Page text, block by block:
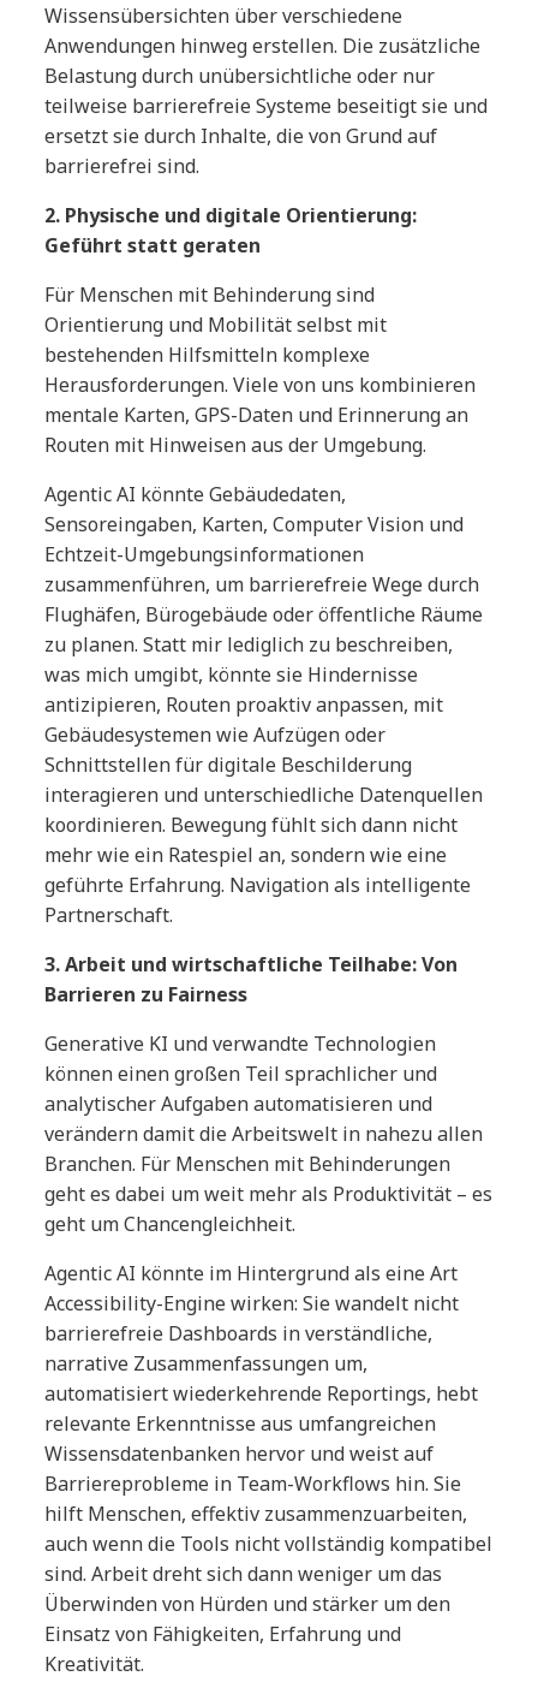
Wissensübersichten über verschiedene
Anwendungen hinweg erstellen. Die zusätzliche
Belastung durch unübersichtliche oder nur
teilweise barrierefreie Systeme beseitigt sie und
ersetzt sie durch Inhalte, die von Grund auf
barrierefrei sind.
2. Physische und digitale Orientierung:
Geführt statt geraten
Für Menschen mit Behinderung sind
Orientierung und Mobilität selbst mit
bestehenden Hilfsmitteln komplexe
Herausforderungen. Viele von uns kombinieren
mentale Karten, GPS-Daten und Erinnerung an
Routen mit Hinweisen aus der Umgebung.
Agentic AI könnte Gebäudedaten,
Sensoreingaben, Karten, Computer Vision und
Echtzeit-Umgebungsinformationen
zusammenführen, um barrierefreie Wege durch
Flughäfen, Bürogebäude oder öffentliche Räume
zu planen. Statt mir lediglich zu beschreiben,
was mich umgibt, könnte sie Hindernisse
antizipieren, Routen proaktiv anpassen, mit
Gebäudesystemen wie Aufzügen oder
Schnittstellen für digitale Beschilderung
interagieren und unterschiedliche Datenquellen
koordinieren. Bewegung fühlt sich dann nicht
mehr wie ein Ratespiel an, sondern wie eine
geführte Erfahrung. Navigation als intelligente
Partnerschaft.
3. Arbeit und wirtschaftliche Teilhabe: Von
Barrieren zu Fairness
Generative KI und verwandte Technologien
können einen großen Teil sprachlicher und
analytischer Aufgaben automatisieren und
verändern damit die Arbeitswelt in nahezu allen
Branchen. Für Menschen mit Behinderungen
geht es dabei um weit mehr als Produktivität – es
geht um Chancengleichheit.
Agentic AI könnte im Hintergrund als eine Art
Accessibility-Engine wirken: Sie wandelt nicht
barrierefreie Dashboards in verständliche,
narrative Zusammenfassungen um,
automatisiert wiederkehrende Reportings, hebt
relevante Erkenntnisse aus umfangreichen
Wissensdatenbanken hervor und weist auf
Barriereprobleme in Team-Workflows hin. Sie
hilft Menschen, effektiv zusammenzuarbeiten,
auch wenn die Tools nicht vollständig kompatibel
sind. Arbeit dreht sich dann weniger um das
Überwinden von Hürden und stärker um den
Einsatz von Fähigkeiten, Erfahrung und
Kreativität.